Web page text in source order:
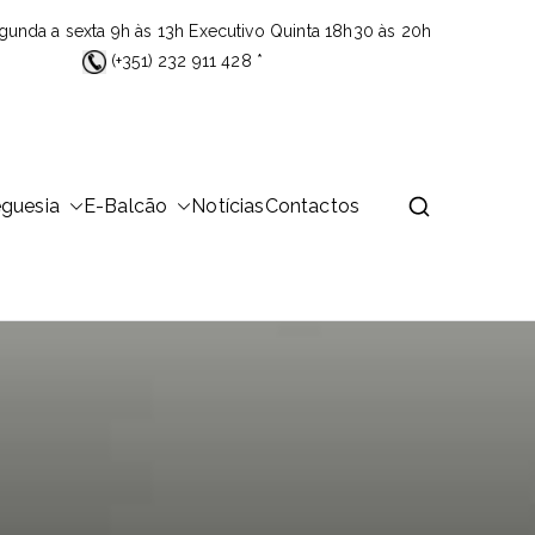
a sexta 9h às 13h Executivo Quinta 18h30 às 20h
(+351) 232 911 428 *
de 23,26Km2 que é distribuída por 14
E-Balcão NotíciasContactos